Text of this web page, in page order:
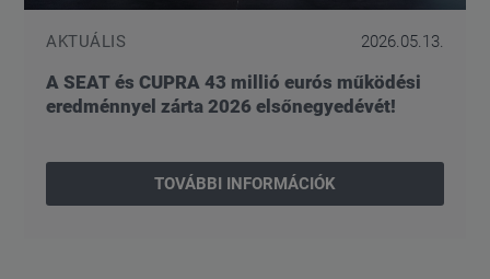
AKTUÁLIS 2026.05.13.
A SEAT és CUPRA 43 millió eurós működési
eredménnyel zárta 2026 elsőnegyedévét!
TOVÁBBI INFORMÁCIÓK